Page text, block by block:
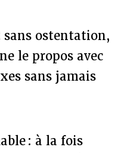
sans ostentation,
le propos avec
sans jamais
: à la fois